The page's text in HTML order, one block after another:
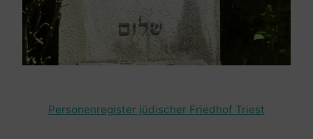
Personenregister jüdischer Friedhof Triest